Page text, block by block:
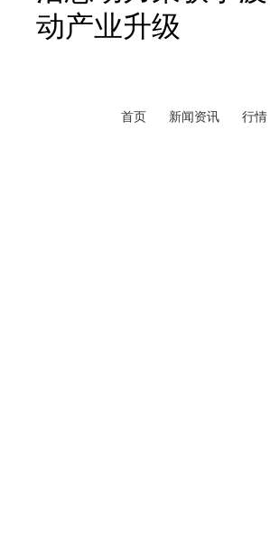
动产业升级
首页 新闻资讯 行情